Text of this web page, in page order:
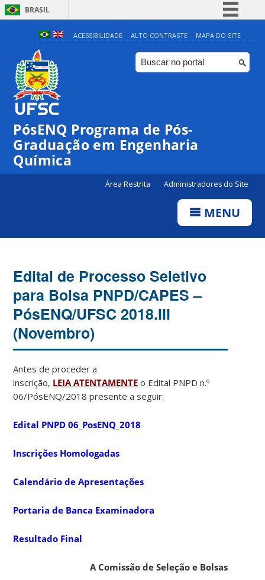
BRASIL
Simplifique!
Comunica BR
Participe
Canais
ACESSIBILIDADE ALTO CONTRASTE MAPA DO SITE
PósENQ Programa de Pós-
Graduação em Engenharia
Química
Área Restrita Administradores do Site
MENU
Edital de Processo Seletivo
para Bolsa PNPD/CAPES –
PósENQ/UFSC 2018.III
(Novembro)
Antes de proceder a
inscrição, LEIA ATENTAMENTE o Edital PNPD n.º
06/PósENQ/2018 presente a seguir:
Edital PNPD 06_PosENQ_2018
Inscrições Homologadas
Calendário de Apresentações
Portaria de Banca Examinadora
Resultado Final
A Comissão de Seleção e Bolsas